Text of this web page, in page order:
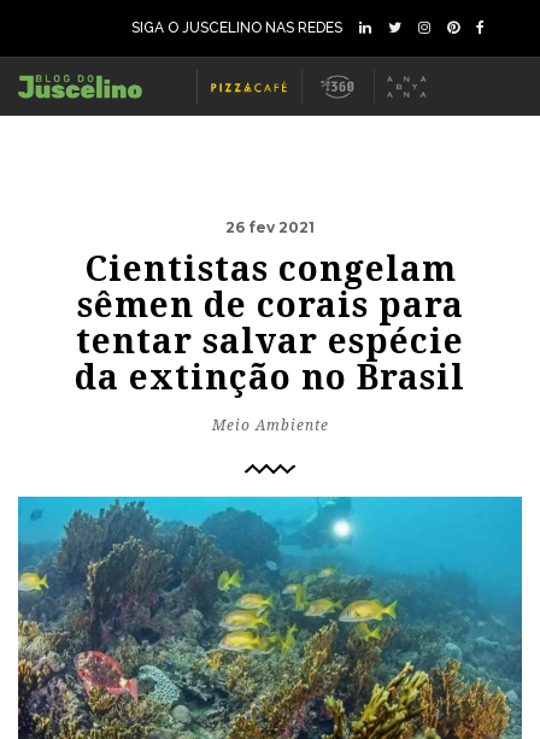
SIGA O JUSCELINO NAS REDES
26 fev 2021
Cientistas congelam
sêmen de corais para
tentar salvar espécie
da extinção no Brasil
Meio Ambiente